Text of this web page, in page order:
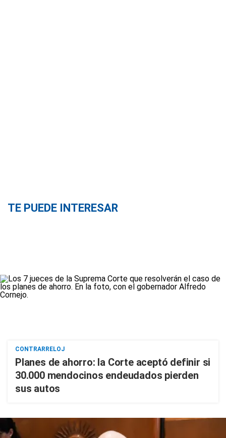
TE PUEDE INTERESAR
CONTRARRELOJ
Planes de ahorro: la Corte aceptó definir si
30.000 mendocinos endeudados pierden
sus autos